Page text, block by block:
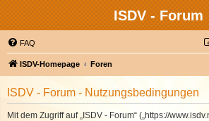
ISDV - Forum
FAQ
ISDV-Homepage Foren
ISDV - Forum - Nutzungsbedingungen
Mit dem Zugriff auf „ISDV - Forum“ („https://